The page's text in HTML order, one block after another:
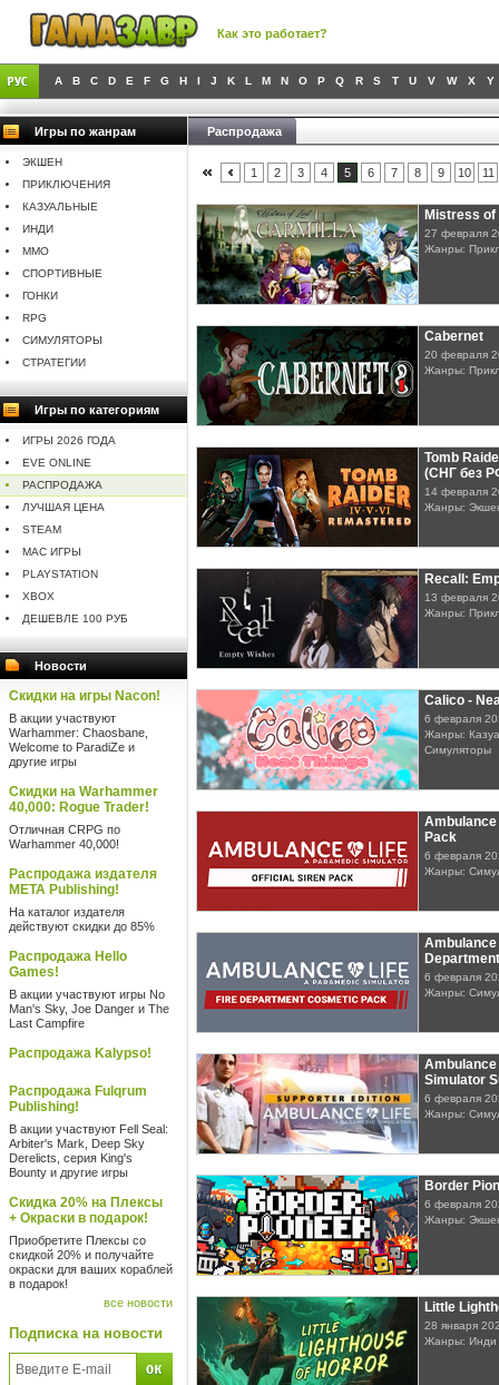
Как это работает?
A B C D E F G H I J K L M N O P Q R S T U V W X Y
Игры по жанрам
ЭКШЕН
ПРИКЛЮЧЕНИЯ
КАЗУАЛЬНЫЕ
ИНДИ
MMO
СПОРТИВНЫЕ
ГОНКИ
RPG
СИМУЛЯТОРЫ
СТРАТЕГИИ
Игры по категориям
ИГРЫ 2026 ГОДА
EVE ONLINE
РАСПРОДАЖА
ЛУЧШАЯ ЦЕНА
STEAM
MAC ИГРЫ
PLAYSTATION
XBOX
ДЕШЕВЛЕ 100 РУБ
Новости
Скидки на игры Nacon!
В акции участвуют
Warhammer: Chaosbane,
Welcome to ParadiZe и
другие игры
Скидки на Warhammer
40,000: Rogue Trader!
Отличная CRPG по
Warhammer 40,000!
Распродажа издателя
META Publishing!
На каталог издателя
действуют скидки до 85%
Распродажа Hello
Games!
В акции участвуют игры No
Man's Sky, Joe Danger и The
Last Campfire
Распродажа Kalypso!
Распродажа Fulqrum
Publishing!
В акции участвуют Fell Seal:
Arbiter's Mark, Deep Sky
Derelicts, серия King's
Bounty и другие игры
Скидка 20% на Плексы
+ Окраски в подарок!
Приобретите Плексы со
скидкой 20% и получайте
окраски для ваших кораблей
в подарок!
все новости
Подписка на новости
Распродажа
1 2 3 4 5 6 7 8 9 10 11
Mistress
27 февраля
Жанры:
Cabernet
20 февраля
Жанры:
Tomb
(СНГ без
14 февраля
Жанры:
Recall:
13 февраля
Жанры:
Calico -
6 февраля
Жанры:
Симуляторы
Pack
6 февраля
Жанры:
Ambulance
6 февраля
Жанры:
Simulator
6 февраля
Жанры:
Border
6 февраля
Жанры:
Little
28 января
Жанры: Инди